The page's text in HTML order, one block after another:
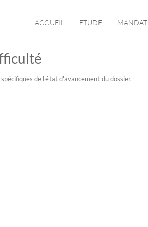
ACCUEIL ETUDE MANDAT
de l'état d'avancement du dossier.